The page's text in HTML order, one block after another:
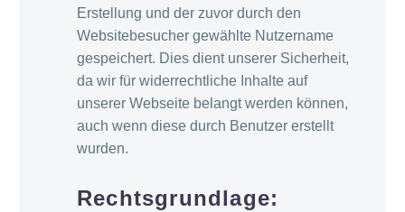
Erstellung und der zuvor durch den
Websitebesucher gewählte Nutzername
gespeichert. Dies dient unserer Sicherheit,
da wir für widerrechtliche Inhalte auf
unserer Webseite belangt werden können,
auch wenn diese durch Benutzer erstellt
wurden.
Rechtsgrundlage: